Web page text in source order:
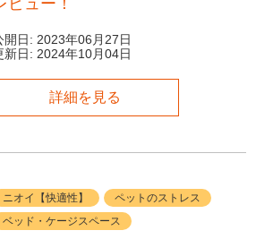
ビュー！
開日: 2023年06月27日
新日: 2024年10月04日
詳細を見る
ニオイ【快適性】
ペットのストレス
ベッド・ケージスペース